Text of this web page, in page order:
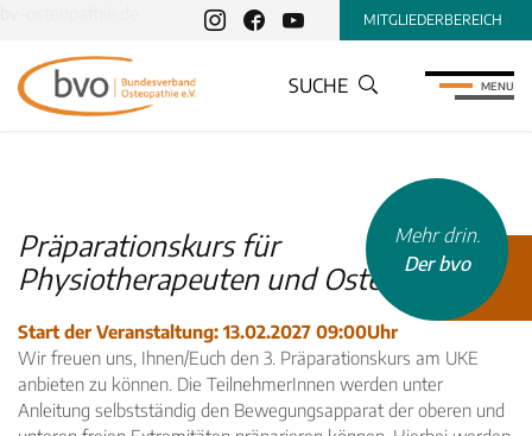
MITGLIEDERBEREICH
SUCHE MENU
Präparationskurs für
Physiotherapeuten und Osteopathen
Start der Veranstaltung: 13.02.2027 09:00Uhr
Wir freuen uns, Ihnen/Euch den 3. Präparationskurs am UKE
anbieten zu können. Die TeilnehmerInnen werden unter
Anleitung selbstständig den Bewegungsapparat der oberen und
Mehr drin.
Der bvo